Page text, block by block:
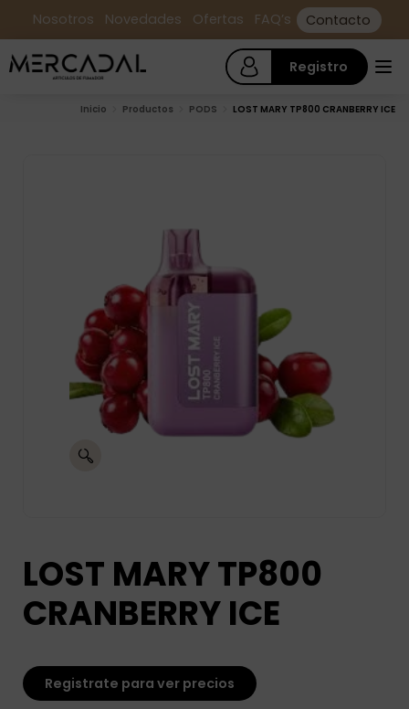
Nosotros Novedades Ofertas FAQ’s Contacto
Registro
Inicio Productos PODS LOST MARY TP800 CRANBERRY ICE
LOST MARY TP800
CRANBERRY ICE
Registrate para ver precios